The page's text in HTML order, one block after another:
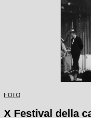
FOTO
X Festival della